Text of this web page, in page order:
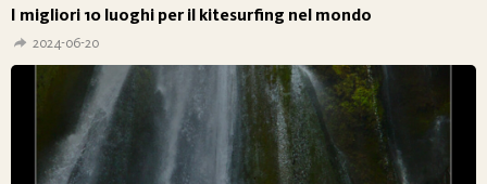
I migliori 10 luoghi per il kitesurfing nel mondo
2024-06-20